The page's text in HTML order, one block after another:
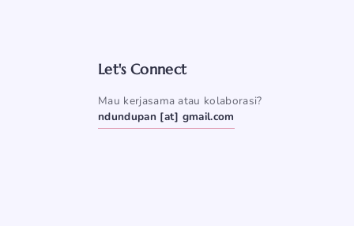
Let's Connect
Mau kerjasama atau kolaborasi?
ndundupan [at] gmail.com